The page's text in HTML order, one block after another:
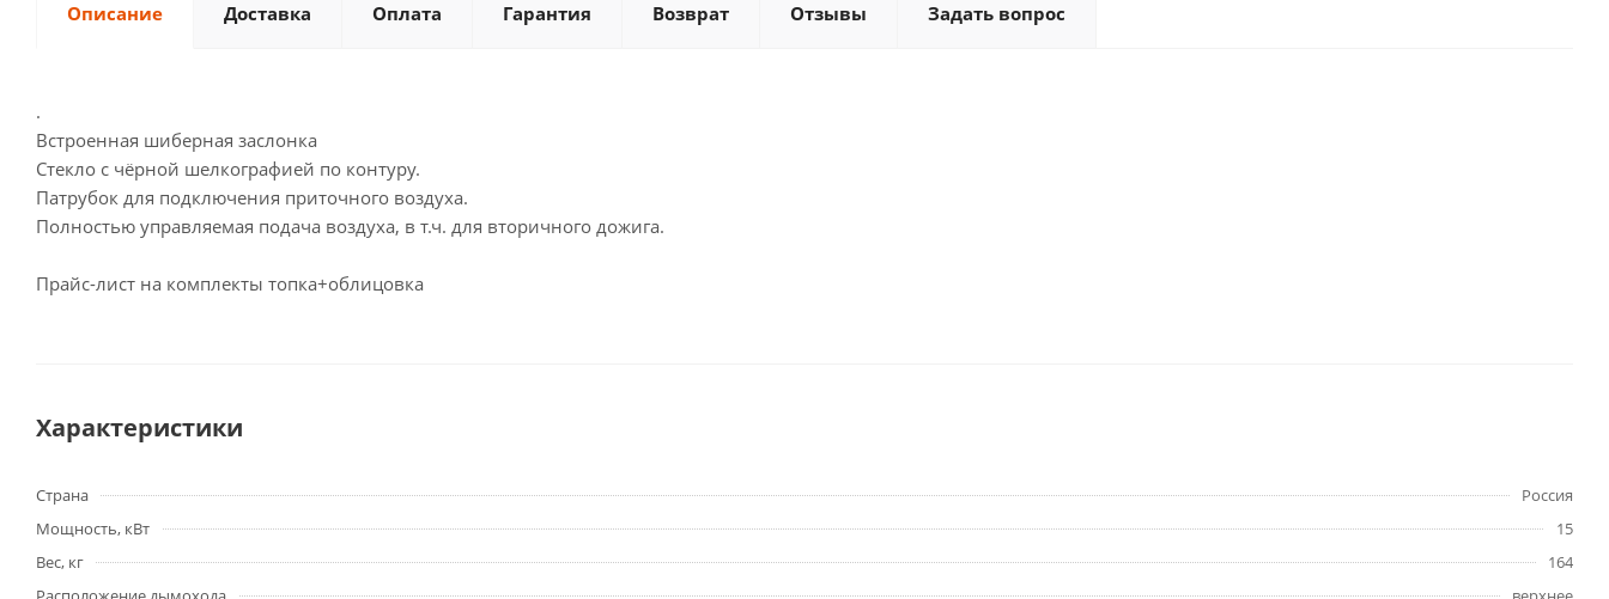
Описание Доставка Оплата Гарантия Возврат Отзывы Задать вопрос
.
Встроенная шиберная заслонка
Стекло с чёрной шелкографией по контуру.
Патрубок для подключения приточного воздуха.
Полностью управляемая подача воздуха, в т.ч. для вторичного дожига.
Прайс-лист на комплекты топка+облицовка
Характеристики
Страна
Россия
Мощность, кВт
15
Вес, кг
164